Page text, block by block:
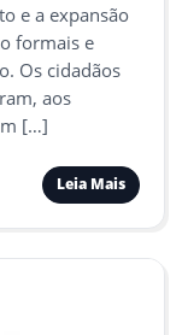
e a expansão
formais e
Os cidadãos
aos
[…]
Leia Mais